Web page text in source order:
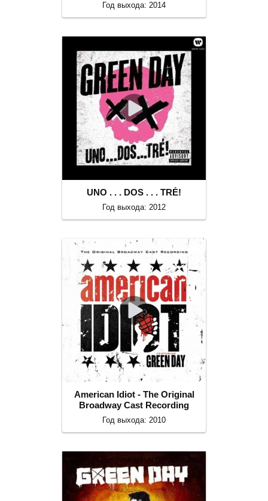
Год выхода: 2014
UNO . . . DOS . . . TRÉ!
Год выхода: 2012
American Idiot - The Original
Broadway Cast Recording
Год выхода: 2010